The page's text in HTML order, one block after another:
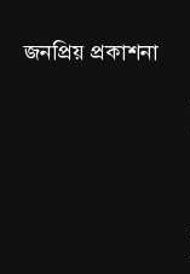
জনপ্রিয় প্রকাশনা